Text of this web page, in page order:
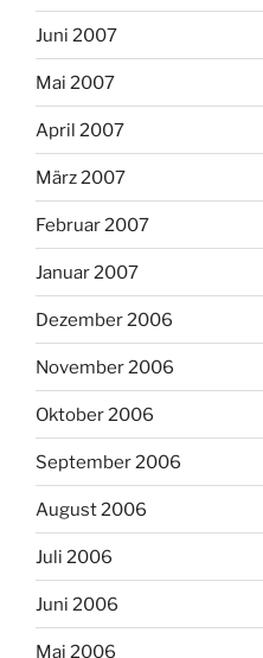
Juni 2007
Mai 2007
April 2007
März 2007
Februar 2007
Januar 2007
Dezember 2006
November 2006
Oktober 2006
September 2006
August 2006
Juli 2006
Juni 2006
Mai 2006